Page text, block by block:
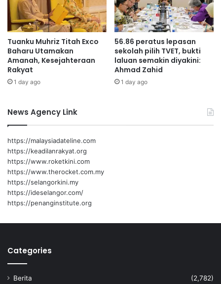
s
h
i
,
E
N
E
d
a
a
n
D
U
N
L
a
b
Tuanku Muhriz Titah Exco
Baharu Utamakan
Amanah, Kesejahteraan
Rakyat
1 day ago
56.86 peratus lepasan
sekolah pilih TVET, bukti
laluan semakin diyakini:
Ahmad Zahid
1 day ago
News Agency Link
https://malaysiadateline.com
https://keadilanrakyat.org
https://www.roketkini.com
https://www.therocket.com.my
https://selangorkini.my
https://ideselangor.com/
https://penanginstitute.org
Categories
Berita
(2,782)